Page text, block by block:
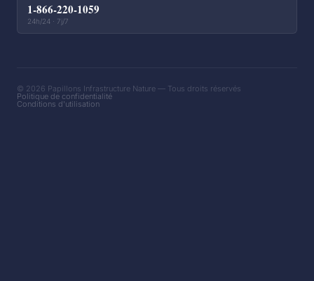
1-866-220-1059
24h/24 · 7j/7
© 2026 Papillons Infrastructure Nature — Tous droits réservés
Politique de confidentialité
Conditions d'utilisation